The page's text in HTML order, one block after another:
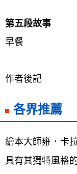
第五段故事
早餐
作者後記
各界推薦
繪本大師雍．卡
具有其獨特風格